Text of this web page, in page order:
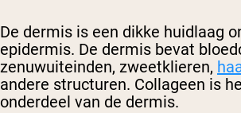
De dermis is een dikke huidlaag
epidermis. De dermis bevat
zenuwuiteinden, zweetklieren,
andere structuren. Collageen is
onderdeel van de dermis.